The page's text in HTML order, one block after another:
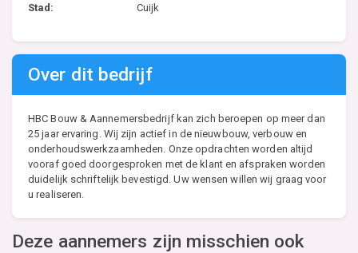
Stad: Cuijk
Over dit bedrijf
HBC Bouw & Aannemersbedrijf kan zich beroepen op meer dan
25 jaar ervaring. Wij zijn actief in de nieuwbouw, verbouw en
onderhoudswerkzaamheden. Onze opdrachten worden altijd
vooraf goed doorgesproken met de klant en afspraken worden
duidelijk schriftelijk bevestigd. Uw wensen willen wij graag voor
u realiseren.
Deze aannemers zijn misschien ook